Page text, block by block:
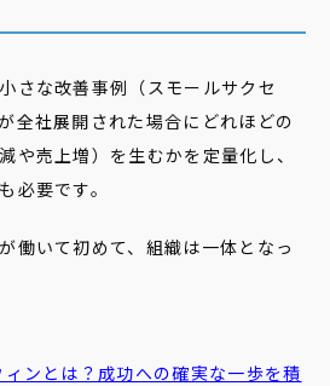
さな改善事例（スモールサクセ
全社展開された場合にどれほどの
や売上増）を生むかを定量化し、
必要です。
働いて初めて、組織は一体となっ
ィンとは？成功への確実な一歩を積